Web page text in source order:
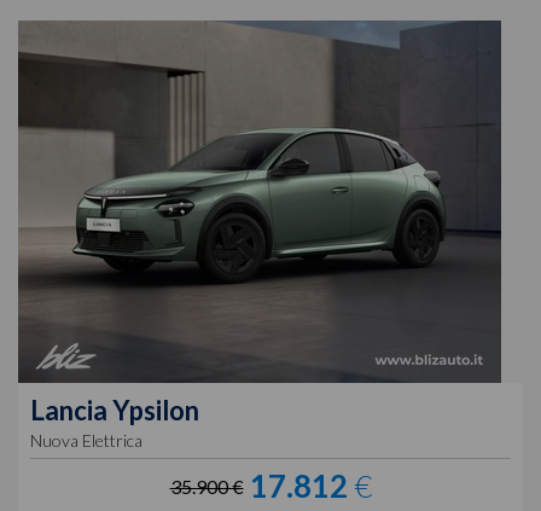
LanciaYpsilon
Nuova Elettrica
35.900 € 17.812€